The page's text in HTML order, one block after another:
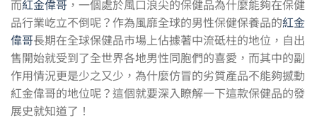
而紅金偉哥 ，一個處於風口浪尖的保健品為什麼能夠在保健
品行業屹立不倒呢？作為風靡全球的男性保健保養品的紅金
偉哥長期在全球保健品市場上佔據著中流砥柱的地位，自出
售開始就受到了全世界各地男性同胞們的喜愛，而其中的副
作用情況更是少之又少，為什麼仿冒的劣質產品不能夠撼動
紅金偉哥的地位呢？這個就要深入瞭解一下這款保健品的發
展史就知道了！